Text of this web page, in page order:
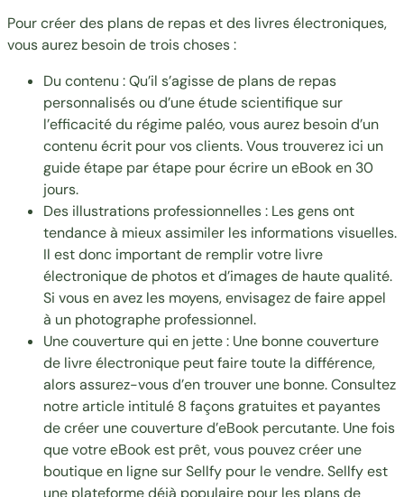
Pour créer des plans de repas et des livres électroniques,
vous aurez besoin de trois choses :
Du contenu : Qu’il s’agisse de plans de repas
personnalisés ou d’une étude scientifique sur
l’efficacité du régime paléo, vous aurez besoin d’un
contenu écrit pour vos clients. Vous trouverez ici un
guide étape par étape pour écrire un eBook en 30
jours.
Des illustrations professionnelles : Les gens ont
tendance à mieux assimiler les informations visuelles.
Il est donc important de remplir votre livre
électronique de photos et d’images de haute qualité.
Si vous en avez les moyens, envisagez de faire appel
à un photographe professionnel.
Une couverture qui en jette : Une bonne couverture
de livre électronique peut faire toute la différence,
alors assurez-vous d’en trouver une bonne. Consultez
notre article intitulé 8 façons gratuites et payantes
de créer une couverture d’eBook percutante. Une fois
que votre eBook est prêt, vous pouvez créer une
boutique en ligne sur Sellfy pour le vendre. Sellfy est
une plateforme déjà populaire pour les plans de